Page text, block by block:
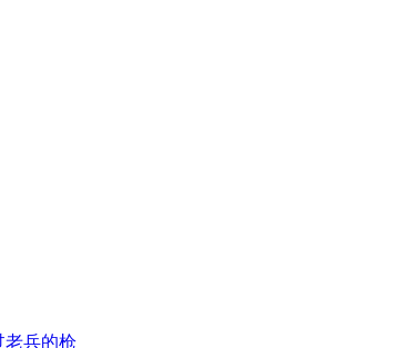
老兵的枪